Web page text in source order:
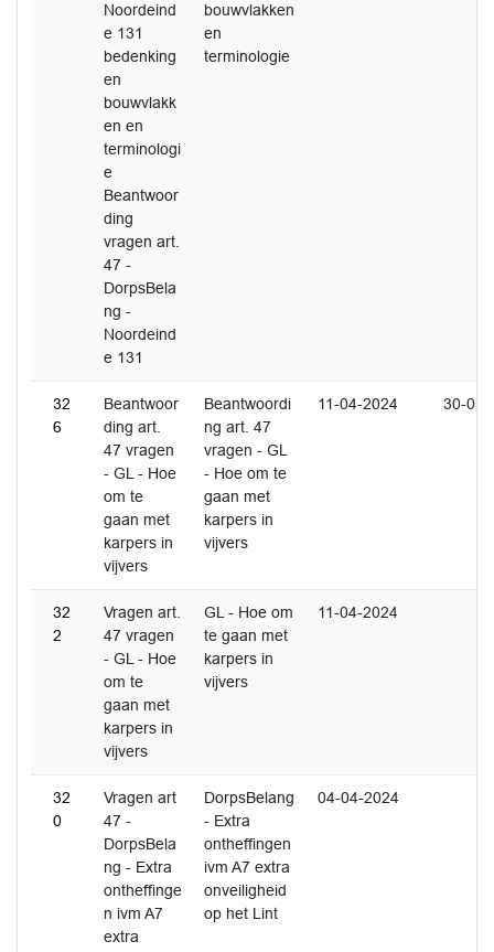
Noordeind
e 131
bedenking
en
bouwvlakk
en en
terminologi
e
Beantwoor
ding
vragen art.
47 -
DorpsBela
ng -
Noordeind
e 131
bouwvlakken
en
terminologie
32
6
Beantwoor
ding art.
47 vragen
- GL - Hoe
om te
gaan met
karpers in
vijvers
Beantwoordi
ng art. 47
vragen - GL
- Hoe om te
gaan met
karpers in
vijvers
11-04-2024 30-05-
32
2
Vragen art.
47 vragen
- GL - Hoe
om te
gaan met
karpers in
vijvers
GL - Hoe om
te gaan met
karpers in
vijvers
11-04-2024
32
0
Vragen art
47 -
DorpsBela
ng - Extra
ontheffinge
n ivm A7
extra
DorpsBelang
- Extra
ontheffingen
ivm A7 extra
onveiligheid
op het Lint
04-04-2024